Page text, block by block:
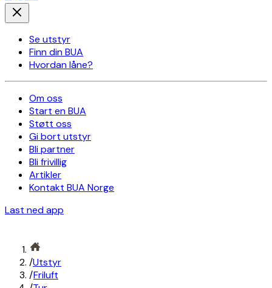
Se utstyr
Finn din BUA
Hvordan låne?
Om oss
Start en BUA
Støtt oss
Gi bort utstyr
Bli partner
Bli frivillig
Artikler
Kontakt BUA Norge
Last ned app
/Utstyr
/Friluft